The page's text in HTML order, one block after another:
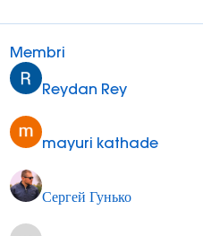
Membri
Reydan Rey
mayuri kathade
Сергей Гунько